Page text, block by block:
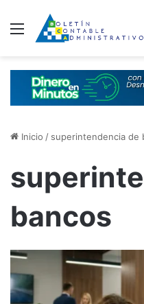
Menú
Inicio / superintendencia de
bancos